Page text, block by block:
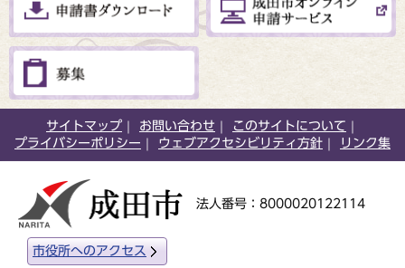
サイトマップ お問い合わせ
このサイトについて
プライバシーポリシー
ウェブアクセシビリティ方針 リンク集
法人番号：8000020122114
市役所へのアクセス